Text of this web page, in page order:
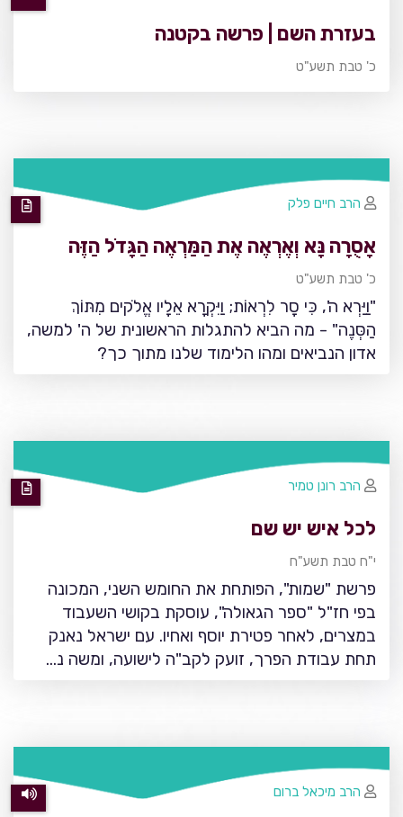
בעזרת השם | פרשה בקטנה
כ' טבת תשע"ט
אָסֻרָה נָּא וְאֶרְאֶה אֶת הַמַּרְאֶה הַגָּדֹל הַזֶּה
כ' טבת תשע"ט
"וַיַּרְא ה', כִּי סָר לִרְאוֹת; וַיִּקְרָא אֵלָיו אֱלֹקים מִתּוֹךְ
הַסְּנֶה" - מה הביא להתגלות הראשונית של ה' למשה,
אדון הנביאים ומהו הלימוד שלנו מתוך כך?
הרב חיים פלק
לכל איש יש שם
י"ח טבת תשע"ח
פרשת "שמות", הפותחת את החומש השני, המכונה
בפי חז"ל "ספר הגאולה", עוסקת בקושי השעבוד
במצרים, לאחר פטירת יוסף ואחיו. עם ישראל נאנק
תחת עבודת הפרך, זועק לקב"ה לישועה, ומשה נ…
הרב רונן טמיר
הרב מיכאל ברום